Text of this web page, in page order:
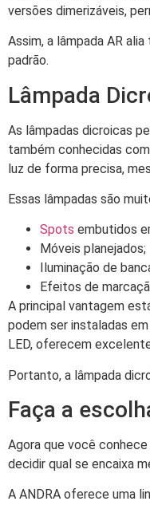
versões dimerizáveis,
Assim, a lâmpada AR
padrão.
Lâmpada
As lâmpadas dicroicas
também conhecidas
luz de forma precisa,
Essas lâmpadas são
Spots embutidos
Móveis planejados;
Iluminação de
Efeitos de
A principal vantagem
podem ser instaladas
LED, oferecem
Portanto, a lâmpada
Faça a
Agora que você
decidir qual se encaixa
A ANDRA oferece uma